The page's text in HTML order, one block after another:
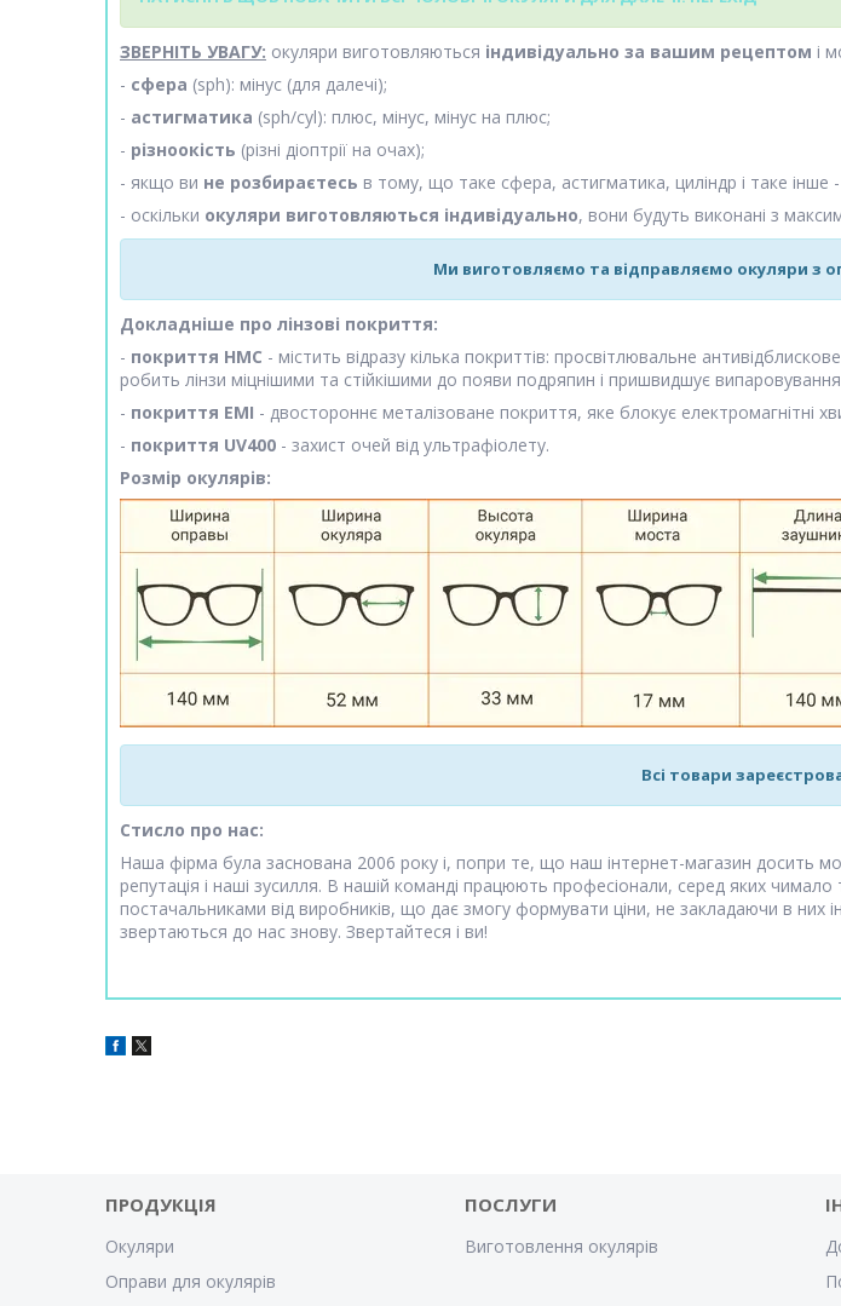
ЗВЕРНІТЬ УВАГУ: окуляри виготовляються індивідуально за вашим рецептом і
- сфера (sph): мінус (для далечі);
- астигматика (sph/cyl): плюс, мінус, мінус на плюс;
- різноокість (різні діоптрії на очах);
- якщо ви не розбираєтесь в тому, що таке сфера, астигматика, циліндр і таке інше -
- оскільки окуляри виготовляються індивідуально, вони будуть виконані з
Ми виготовляємо та відправляємо окуляри з
Докладніше про лінзові покриття:
- покриття HMC - містить відразу кілька покриттів: просвітлювальне
робить лінзи міцнішими та стійкішими до появи подряпин і пришвидшує
- покриття EMI - двостороннє металізоване покриття, яке блокує електромагнітні
- покриття UV400 - захист очей від ультрафіолету.
Розмір окулярів:
Всі товари
Стисло про нас:
Наша фірма була заснована 2006 року і, попри те, що наш інтернет-магазин досить
репутація і наші зусилля. В нашій команді працюють професіонали, серед яких
постачальниками від виробників, що дає змогу формувати ціни, не закладаючи в них
звертаються до нас знову. Звертайтеся і ви!
ПРОДУКЦІЯ
Окуляри
Оправи для окулярів
ПОСЛУГИ
Виготовлення окулярів